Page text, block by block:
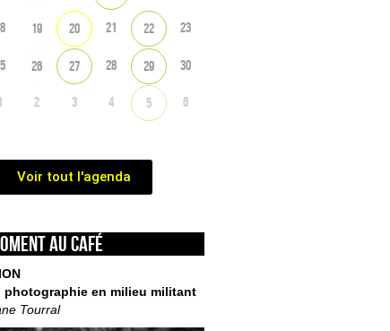
19 20 21 22 23
26 27 28 29 30
1 2 3 4 5 6
Voir tout l'agenda
au café
photographie en milieu militant
Tourral